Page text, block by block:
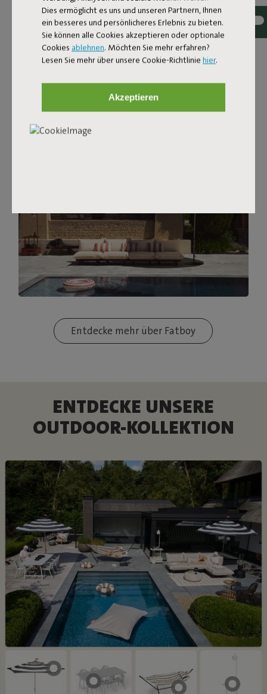
Dies ermöglicht es uns und unseren Partnern, Ihnen
ein besseres und persönlicheres Erlebnis zu bieten.
Sie können alle Cookies akzeptieren oder optionale
Cookies ablehnen. Möchten Sie mehr erfahren?
Lesen Sie mehr über unsere Cookie-Richtlinie hier.
Akzeptieren
Entdecke favoriten
Entdecke mehr über Fatboy
ENTDECKE UNSERE
OUTDOOR-KOLLEKTION